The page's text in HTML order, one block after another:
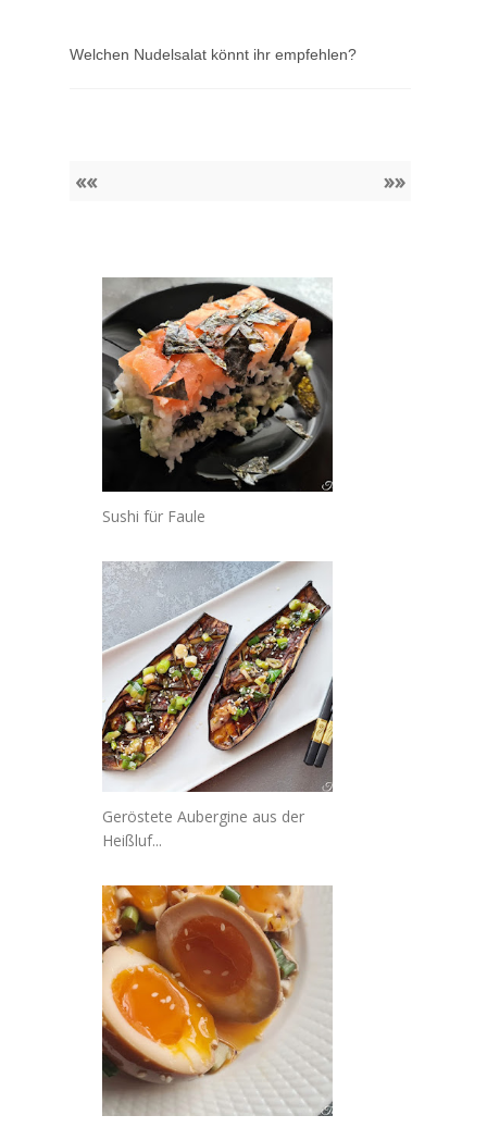
Welchen Nudelsalat könnt ihr empfehlen?
«« »»
Sushi für Faule
Geröstete Aubergine aus der
Heißluf...